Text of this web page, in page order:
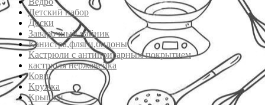
Детский набор
Доски
Заварочный чайник
Канистра,фляги,бидоны
Кастрюли с антипригарным покрытием
кастрюля нержавейка
Ковш
Кружка
Крышки